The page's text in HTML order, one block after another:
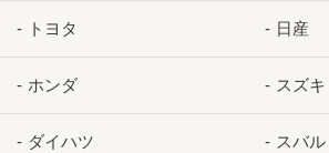
トヨタ 日産
ホンダ スズキ
ダイハツ スバル